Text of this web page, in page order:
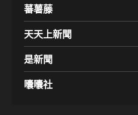
蕃薯藤
天天上新聞
是新聞
囔囔社